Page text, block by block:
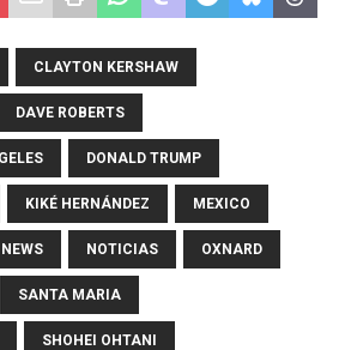
CLAYTON KERSHAW
DAVE ROBERTS
DONALD TRUMP
KIKÉ HERNÁNDEZ MEXICO
NEWS NOTICIAS OXNARD
SANTA MARIA
SHOHEI OHTANI